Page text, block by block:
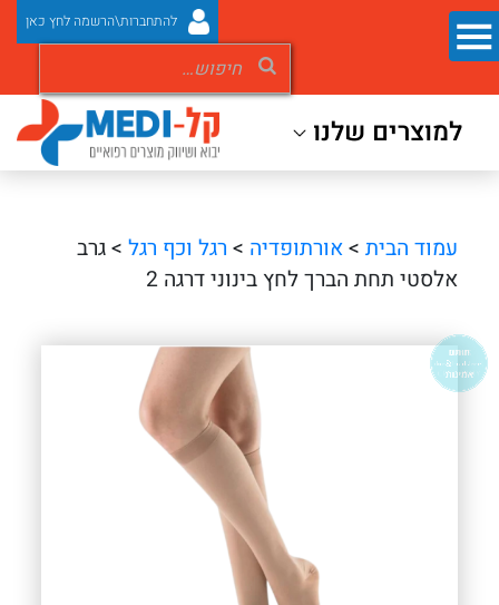
להתחברות\הרשמה לחץ כאן
למוצרים שלנו
עמוד הבית >אורתופדיה > רגל וכף רגל > גרב
אלסטי תחת הברך לחץ בינוני דרגה 2